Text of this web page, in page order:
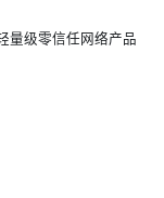
量级零信任网络产品